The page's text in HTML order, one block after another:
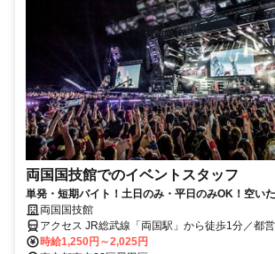
両国国技館でのイベントスタッフ
単発・短期バイト！土日のみ・平日のみOK！空い
未経験歓迎！髪色・髪型・ネイルOK
両国国技館
アクセス JR総武線「両国駅」から徒歩1分／都営
国駅」A3出口徒歩5分
時給1,250円～2,025円